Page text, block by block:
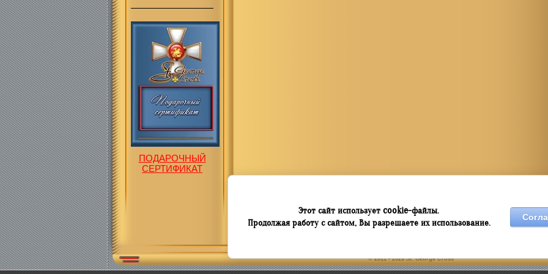
ПОДАРОЧНЫЙ
СЕРТИФИКАТ
© 2011 - 2026 St. George Cross
Этот сайт используетcookie-файлы.
Продолжая работу с сайтом, Вы разрешаете их использование.